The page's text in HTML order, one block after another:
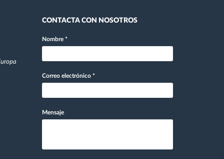
CONTACTA CON NOSOTROS
Nombre *
Correo electrónico *
Mensaje